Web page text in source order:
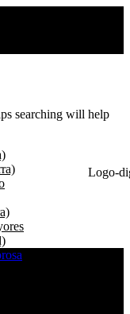
searching will help